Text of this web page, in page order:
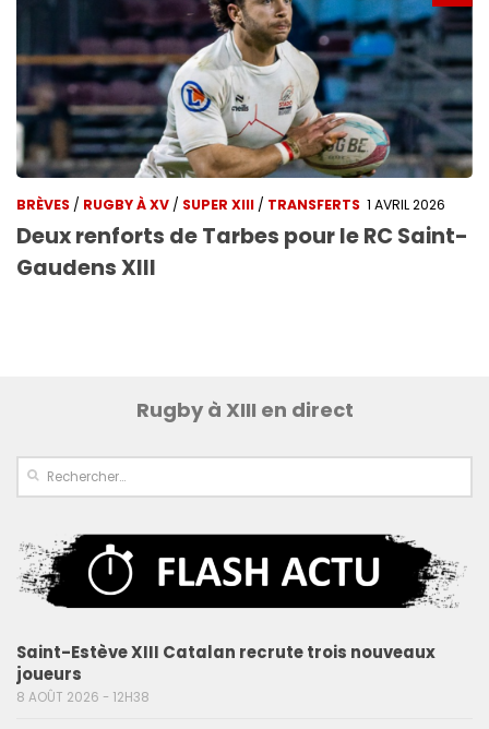
BRÈVES / RUGBY À XV / SUPER XIII / TRANSFERTS 1 AVRIL 2026
Deux renforts de Tarbes pour le RC Saint-
Gaudens XIII
Rugby à XIII en direct
Saint-Estève XIII Catalan recrute trois nouveaux
joueurs
8 AOÛT 2026 - 12H38